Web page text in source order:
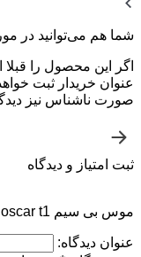
شما هم می‌توانید در
اگر این محصول را قبلا
عنوان خریدار ثبت
صورت ناشناس نیز
ثبت امتیاز و دیدگاه
موس بی سیم gold oscar t1
عنوان دیدگاه: